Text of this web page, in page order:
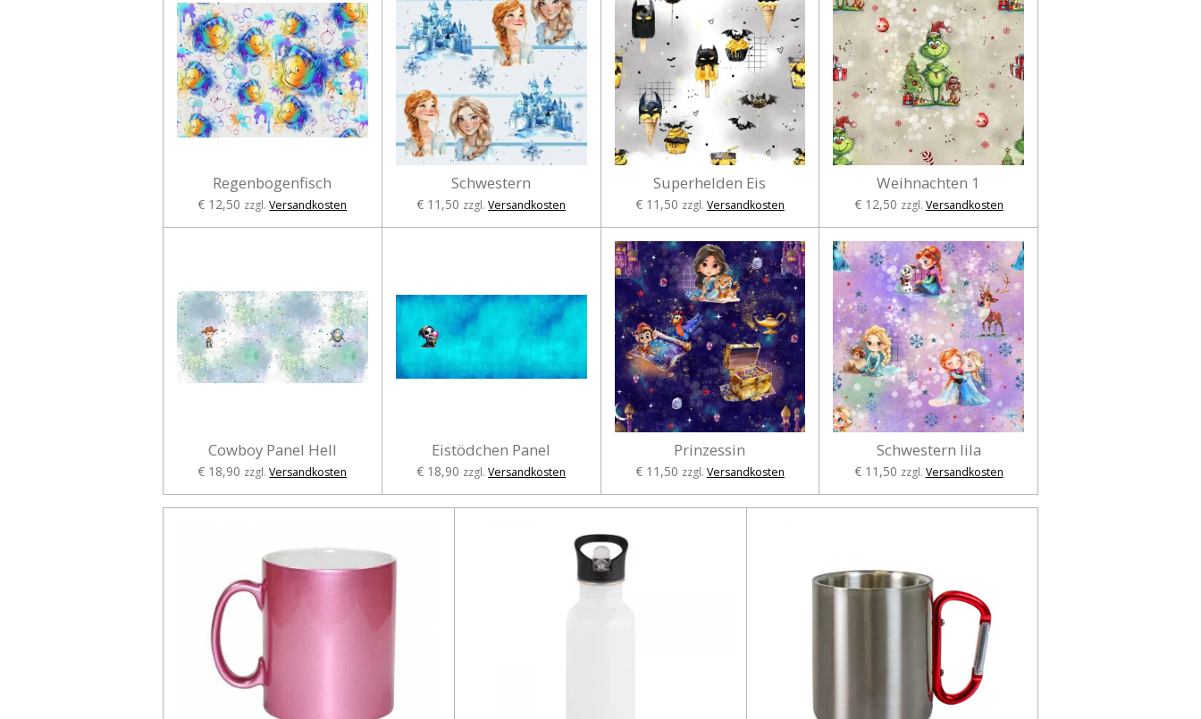
Regenbogenfisch
€ 12,50 zzgl.Versandkosten
Schwestern
€ 11,50 zzgl.Versandkosten
Superhelden Eis
€ 11,50 zzgl. Versandkosten
Weihnachten 1
€ 12,50 zzgl. Versandkosten
Cowboy Panel Hell
€ 18,90 zzgl.Versandkosten
Eistödchen Panel
€ 18,90 zzgl.Versandkosten
Prinzessin
€ 11,50 zzgl. Versandkosten
Schwestern lila
€ 11,50 zzgl. Versandkosten